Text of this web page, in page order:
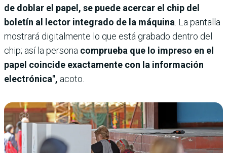
de doblar el papel, se puede acercar el chip del
boletín al lector integrado de la máquina . La pantalla
mostrará digitalmente lo que está grabado dentro del
chip; así la persona comprueba que lo impreso en el
papel coincide exactamente con la información
electrónica", acoto.